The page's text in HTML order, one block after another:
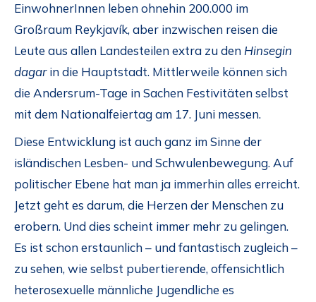
EinwohnerInnen leben ohnehin 200.000 im
Großraum Reykjavík, aber inzwischen reisen die
Leute aus allen Landesteilen extra zu denHinsegin
dagarin die Hauptstadt. Mittlerweile können sich
die Andersrum-Tage in Sachen Festivitäten selbst
mit dem Nationalfeiertag am 17. Juni messen.
Diese Entwicklung ist auch ganz im Sinne der
isländischen Lesben- und Schwulenbewegung. Auf
politischer Ebene hat man ja immerhin alles erreicht.
Jetzt geht es darum, die Herzen der Menschen zu
erobern. Und dies scheint immer mehr zu gelingen.
Es ist schon erstaunlich – und fantastisch zugleich –
zu sehen, wie selbst pubertierende, offensichtlich
heterosexuelle männliche Jugendliche es